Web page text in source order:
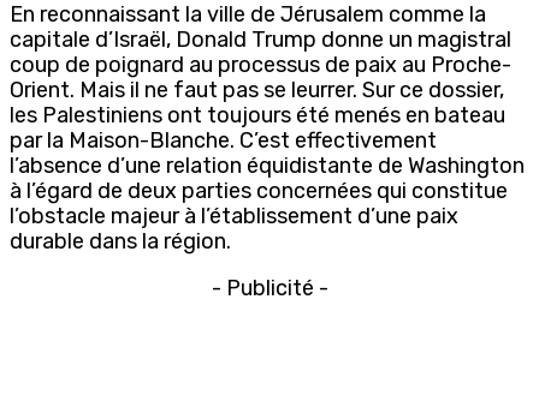
En reconnaissant la ville de Jérusalem comme la
capitale d’Israël, Donald Trump donne un magistral
coup de poignard au processus de paix au Proche-
Orient. Mais il ne faut pas se leurrer. Sur ce dossier,
les Palestiniens ont toujours été menés en bateau
par la Maison-Blanche. C’est effectivement
l’absence d’une relation équidistante de Washington
à l’égard de deux parties concernées qui constitue
l’obstacle majeur à l’établissement d’une paix
durable dans la région.
- Publicité -